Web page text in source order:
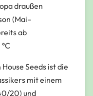
draußen
(Mai–
ab
Seeds ist die
mit einem
20) und